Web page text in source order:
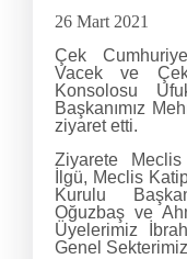
26 Mart 2021
Çek
Vacek ve
Konsolosu
Başkanımız
ziyaret etti.
Ziyarete Meclis
İlgü, Meclis
Kurulu
Oğuzbaş ve
Üyelerimiz
Genel Sekterimiz